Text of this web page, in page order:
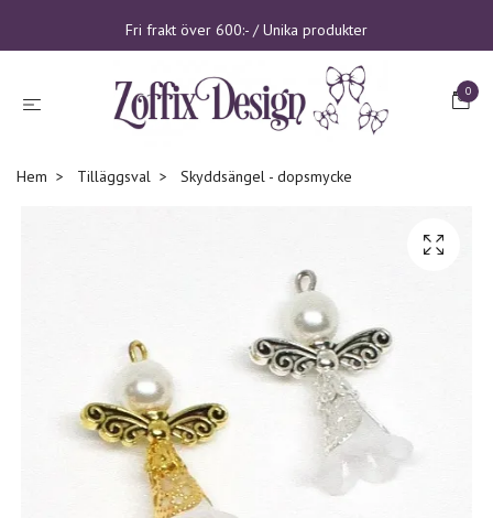
Fri frakt över 600:- / Unika produkter
0
Hem Tilläggsval Skyddsängel - dopsmycke